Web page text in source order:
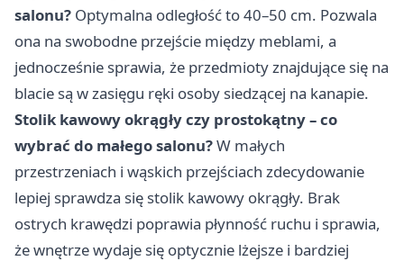
salonu? Optymalna odległość to 40–50 cm. Pozwala
ona na swobodne przejście między meblami, a
jednocześnie sprawia, że przedmioty znajdujące się na
blacie są w zasięgu ręki osoby siedzącej na kanapie.
Stolik kawowy okrągły czy prostokątny – co
wybrać do małego salonu?W małych
przestrzeniach i wąskich przejściach zdecydowanie
lepiej sprawdza się stolik kawowy okrągły. Brak
ostrych krawędzi poprawia płynność ruchu i sprawia,
że wnętrze wydaje się optycznie lżejsze i bardziej